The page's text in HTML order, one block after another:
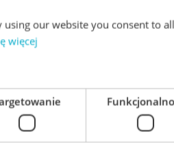
using our website you consent to all
więcej